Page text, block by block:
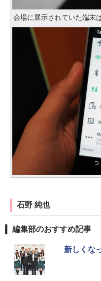
会場に展示されていた端末
石野 純也
編集部のおすすめ記事
新しくな